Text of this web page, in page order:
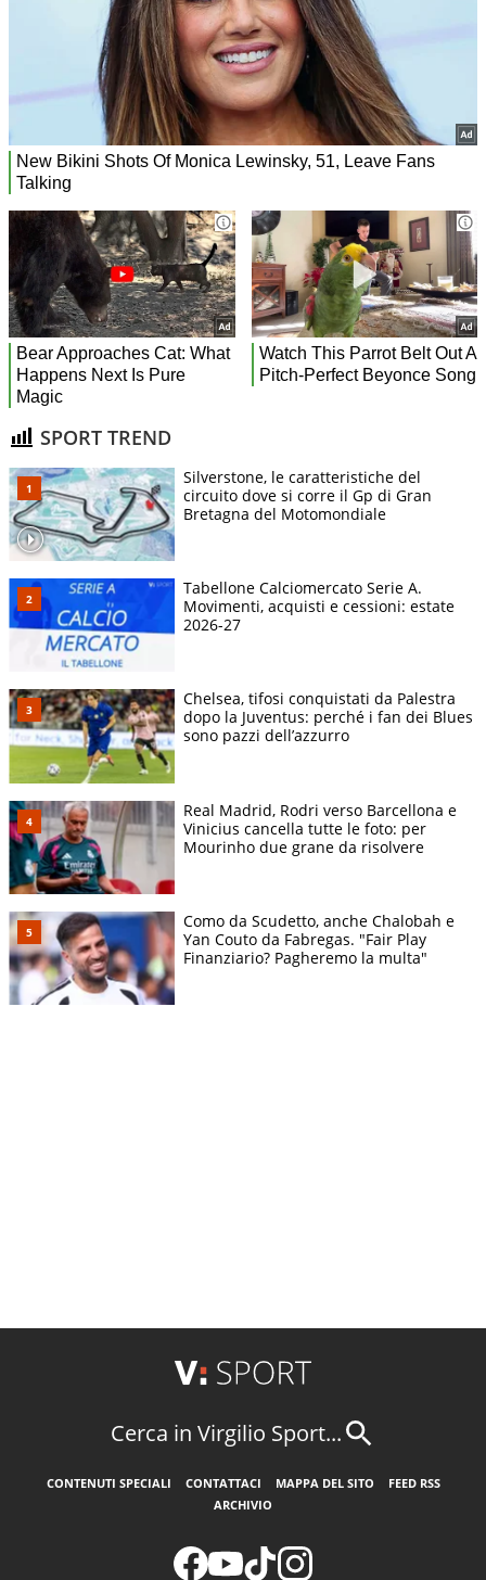
SPORT TREND
Silverstone, le caratteristiche del
circuito dove si corre il Gp di Gran
Bretagna del Motomondiale
Tabellone Calciomercato Serie A.
Movimenti, acquisti e cessioni: estate
2026-27
Chelsea, tifosi conquistati da Palestra
dopo la Juventus: perché i fan dei Blues
sono pazzi dell’azzurro
Real Madrid, Rodri verso Barcellona e
Vinicius cancella tutte le foto: per
Mourinho due grane da risolvere
Como da Scudetto, anche Chalobah e
Yan Couto da Fabregas. "Fair Play
Finanziario? Pagheremo la multa"
Cerca in Virgilio Sport...
CONTENUTI SPECIALI CONTATTACI MAPPA DEL SITO
FEED RSS
ARCHIVIO